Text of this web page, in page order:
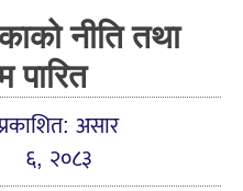
नीति तथा
पारित
असार
६, २०८३